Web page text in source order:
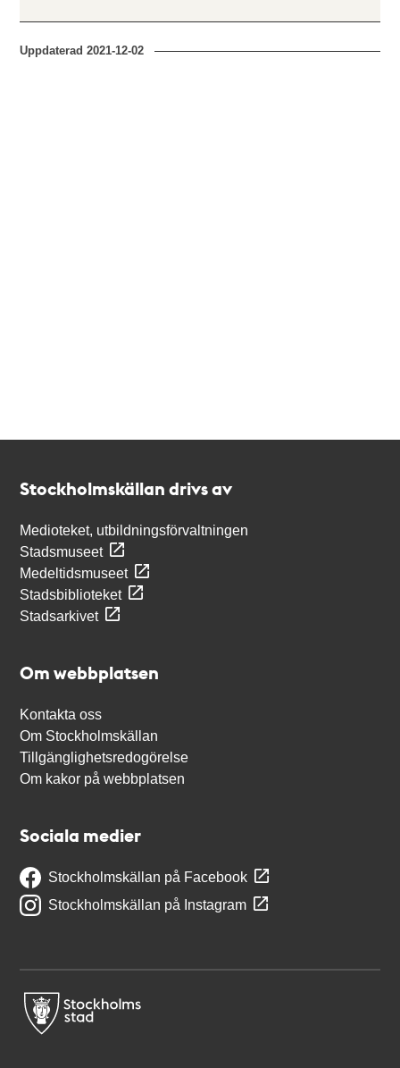
Uppdaterad2021-12-02
Stockholmskällan drivs av
Medioteket, utbildningsförvaltningen
Stadsmuseet
Medeltidsmuseet
Stadsbiblioteket
Stadsarkivet
Om webbplatsen
Kontakta oss
Om Stockholmskällan
Tillgänglighetsredogörelse
Om kakor på webbplatsen
Sociala medier
Stockholmskällan på Facebook
Stockholmskällan på Instagram